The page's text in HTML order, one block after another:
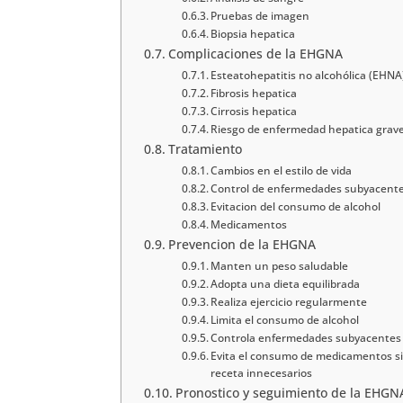
Pruebas de imagen
Biopsia hepatica
Complicaciones de la EHGNA
Esteatohepatitis no alcohólica
Fibrosis hepatica
Cirrosis hepatica
Riesgo de enfermedad hepatica
Tratamiento
Cambios en el estilo de vida
Control de enfermedades
Evitacion del consumo de alcohol
Medicamentos
Prevencion de la EHGNA
Manten un peso saludable
Adopta una dieta equilibrada
Realiza ejercicio regularmente
Limita el consumo de alcohol
Controla enfermedades subyacentes
Evita el consumo de medicamentos
receta innecesarios
Pronostico y seguimiento de la